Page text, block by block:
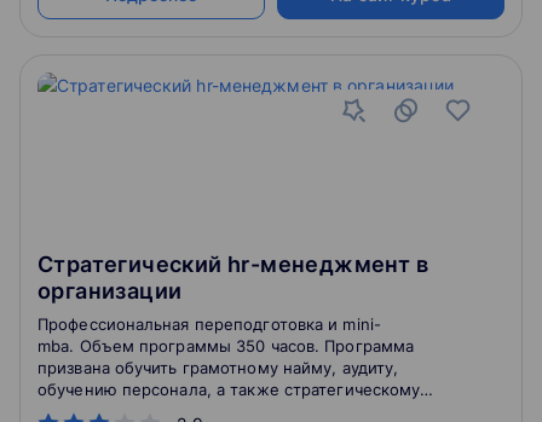
Стратегический hr-менеджмент в
организации
Профессиональная переподготовка и mini-
mba. Объем программы 350 часов. Программа
призвана обучить грамотному найму, аудиту,
обучению персонала, а также стратегическому
развитию персонала организаций.